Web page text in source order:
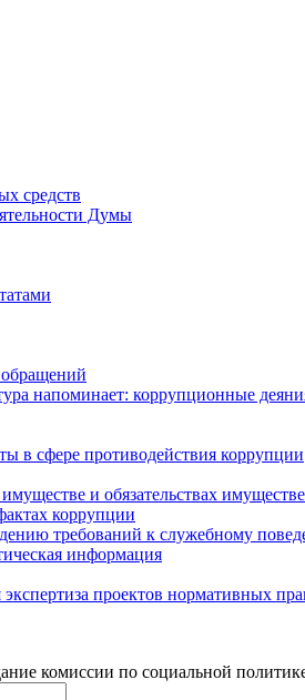
средств
Думы
напоминает: коррупционные
в сфере противодействия коррупции
и обязательствах
коррупции
требований к служебному
информация
проектов нормативных
комиссии по социальной